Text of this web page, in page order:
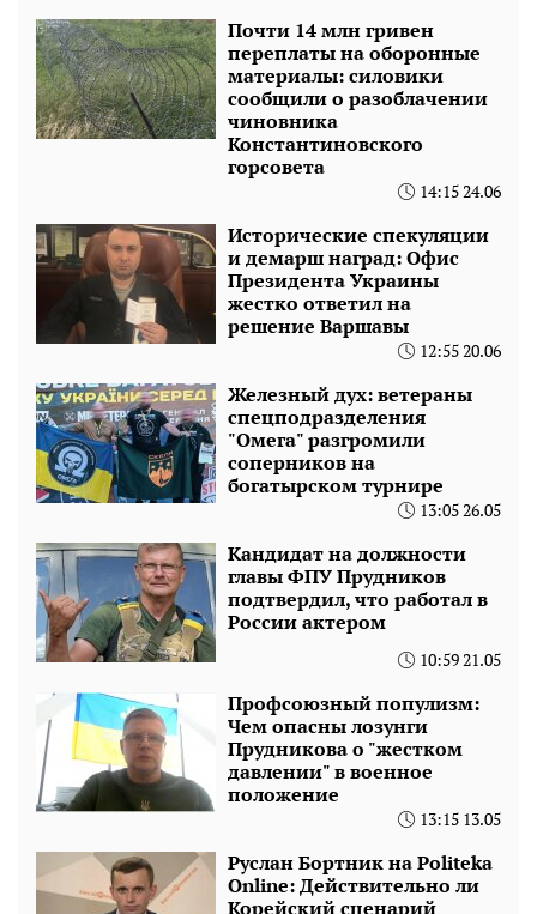
Почти 14 млн гривен
переплаты на оборонные
материалы: силовики
сообщили о разоблачении
чиновника
Константиновского
горсовета
14:15 24.06
Исторические спекуляции
и демарш наград: Офис
Президента Украины
жестко ответил на
решение Варшавы
12:55 20.06
Железный дух: ветераны
спецподразделения
"Омега" разгромили
соперников на
богатырском турнире
13:05 26.05
Кандидат на должности
главы ФПУ Прудников
подтвердил, что работал в
России актером
10:59 21.05
Профсоюзный популизм:
Чем опасны лозунги
Прудникова о "жестком
давлении" в военное
положение
13:15 13.05
Руслан Бортник на Politeka
Online: Действительно ли
Корейский сценарий